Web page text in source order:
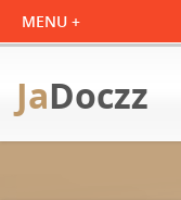
JaDoczz